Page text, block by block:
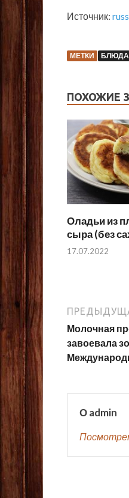
Источник:
МЕТКИ БЛЮДА
ПОХОЖИЕ
Оладьи из
сыра (без
17.07.2022
Молочная
завоевала
О admin